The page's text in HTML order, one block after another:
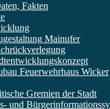
Fakten
Mainufer
Feuerwehrhaus Wicker
Gremien der Stadt
und